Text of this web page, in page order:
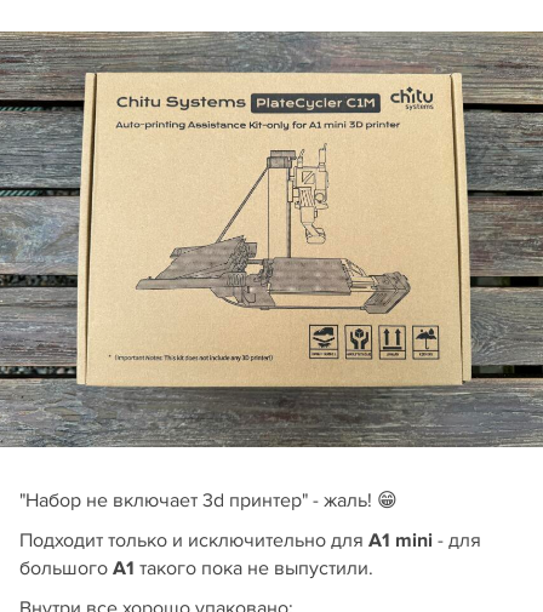
"Набор не включает 3d принтер" - жаль! 😁
Подходит только и исключительно для A1 mini - для
большого A1 такого пока не выпустили.